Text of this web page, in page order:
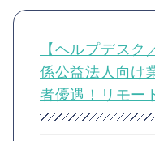
【ヘルプデス
係公益法人向け
者優遇！リモー